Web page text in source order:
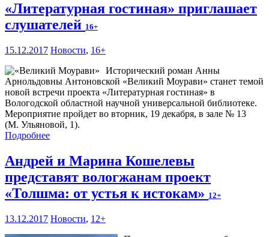
«Литературная гостиная» приглашает
слушателей 16+
15.12.2017 Новости, 16+
Исторический роман Анны
Арнольдовны Антоновской «Великий Моурави» станет темой
новой встречи проекта «Литературная гостиная» в
Вологодской областной научной универсальной библиотеке.
Мероприятие пройдет во вторник, 19 декабря, в зале № 13
(М. Ульяновой, 1).
Подробнее
Андрей и Марина Кошелевы
представят вологжанам проект
«Толшма: от устья к истокам» 12+
13.12.2017 Новости, 12+